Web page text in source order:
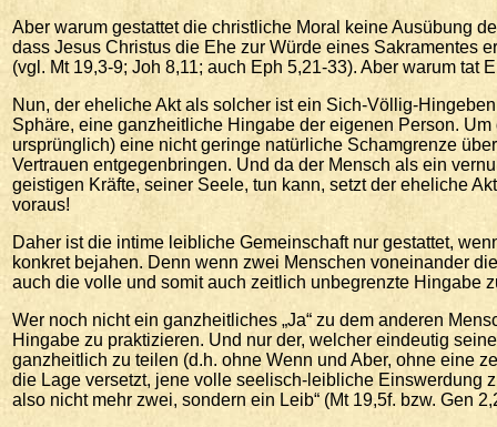
Aber warum gestattet die christliche Moral keine Ausübung
dass Jesus Christus die Ehe zur Würde eines Sakramentes
(vgl. Mt 19,3-9; Joh 8,11; auch Eph 5,21-33). Aber warum tat
Nun, der eheliche Akt als solcher ist ein Sich-Völlig-
Sphäre, eine ganzheitliche Hingabe der eigenen Person.
ursprünglich) eine nicht geringe natürliche Schamgrenze
Vertrauen entgegenbringen. Und da der Mensch als ein
geistigen Kräfte, seiner Seele, tun kann, setzt der eheliche
voraus!
Daher ist die intime leibliche Gemeinschaft nur gestattet,
konkret bejahen. Denn wenn zwei Menschen voneinander
auch die volle und somit auch zeitlich unbegrenzte Hingabe
Wer noch nicht ein ganzheitliches „Ja“ zu dem anderen
Hingabe zu praktizieren. Und nur der, welcher eindeutig
ganzheitlich zu teilen (d.h. ohne Wenn und Aber, ohne eine
die Lage versetzt, jene volle seelisch-leibliche Einswerdung
also nicht mehr zwei, sondern ein Leib“ (Mt 19,5f. bzw. Gen